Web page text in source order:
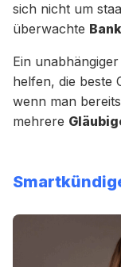
sich nicht um
überwachte
Ein unabhängiger
helfen, die beste
wenn man bereits
mehrere